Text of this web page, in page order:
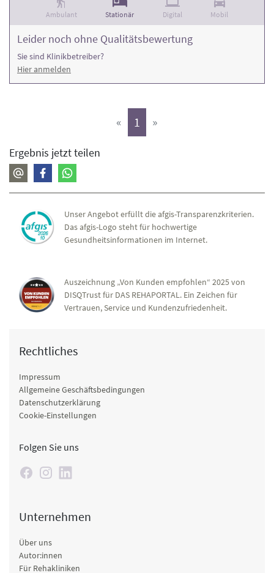
Ambulant Stationär Digital Mobil
Leider noch ohne Qualitätsbewertung
Sie sind Klinikbetreiber?
Hier anmelden
« 1 (aktiv)
»
Ergebnis jetzt teilen
Unser Angebot erfüllt die afgis-Transparenzkriterien.
Das afgis-Logo steht für hochwertige
Gesundheitsinformationen im Internet.
Auszeichnung „Von Kunden empfohlen“ 2025 von
DISQTrust für DAS REHAPORTAL. Ein Zeichen für
Vertrauen, Service und Kundenzufriedenheit.
Rechtliches
Impressum
Allgemeine Geschäftsbedingungen
Datenschutzerklärung
Cookie-Einstellungen
Folgen Sie uns
Unternehmen
Über uns
Autor:innen
Für Rehakliniken